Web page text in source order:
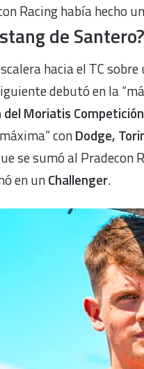
Racing había hecho
de Santero?
hacia el TC
debutó en la
del Moriatis Competición
conDodge,
se sumó al Pradecon
en unChallenger.